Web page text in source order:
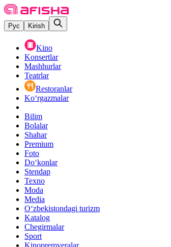
Рус Kirish
Kino
Konsertlar
Mashhurlar
Teatrlar
Restoranlar
Ko‘rgazmalar
Bilim
Bolalar
Shahar
Premium
Foto
Do‘konlar
Stendap
Texno
Moda
Media
O‘zbekistondagi turizm
Katalog
Chegirmalar
Sport
Kinopremyeralar